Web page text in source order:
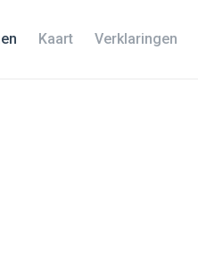
Kaart Verklaringen